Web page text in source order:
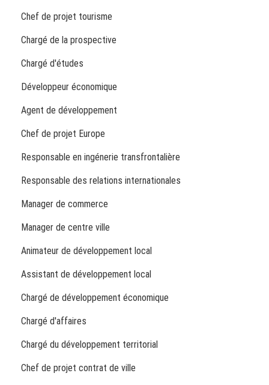
Chef de projet tourisme
Chargé de la prospective
Chargé d'études
Développeur économique
Agent de développement
Chef de projet Europe
Responsable en ingénerie transfrontalière
Responsable des relations internationales
Manager de commerce
Manager de centre ville
Animateur de développement local
Assistant de développement local
Chargé de développement économique
Chargé d'affaires
Chargé du développement territorial
Chef de projet contrat de ville